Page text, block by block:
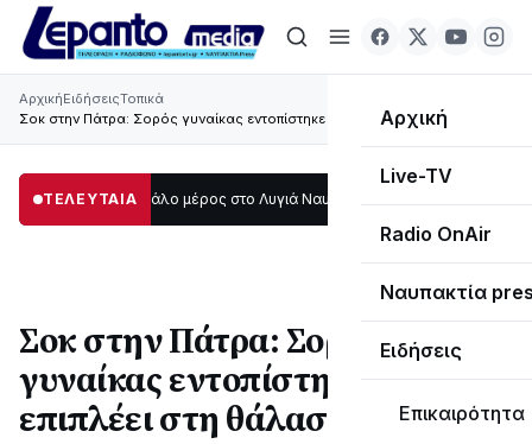
Αρχική
Live-TV
Radio OnAir
Ναυπακτία
Ειδήσεις
Επικαιρότητα
ΑρχικήΕιδήσειςΤοπικά
Σοκ στην Πάτρα: Σορός γυναίκας εντοπίστηκε να επιπλέει στη θάλασσα
ΤΕΛΕΥΤΑΙΑ
σκοτάδι μεγάλο μέρος στο Λυγιά Ναυπάκτου12:08
Σοκ στην Πάτρα: Σορός
γυναίκας εντοπίστηκε να
επιπλέει στη θάλασσα